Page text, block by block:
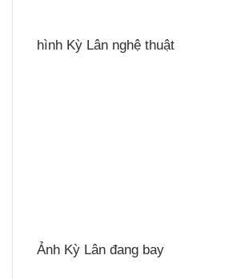
hình Kỳ Lân nghệ thuật
Ảnh Kỳ Lân đang bay